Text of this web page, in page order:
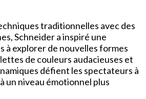
traditionnelles avec des
Schneider a inspiré une
à explorer de nouvelles formes
de couleurs audacieuses et
défient les spectateurs à
un niveau émotionnel plus